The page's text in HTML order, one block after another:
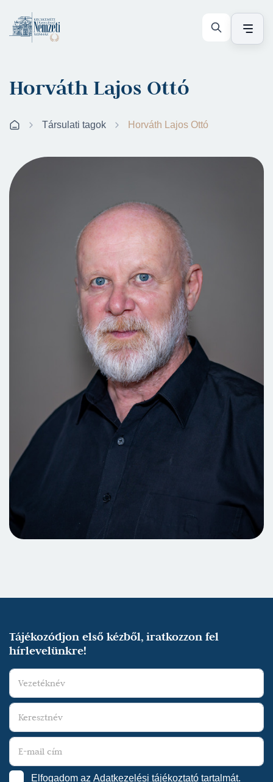
Horváth Lajos Ottó
Társulati tagok Horváth Lajos Ottó
Tájékozódjon első kézből, iratkozzon fel
hírlevelünkre!
Elfogadom az Adatkezelési tájékoztató tartalmát.